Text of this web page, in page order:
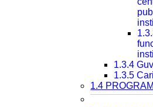
1.3.4
1.3.5
1.4